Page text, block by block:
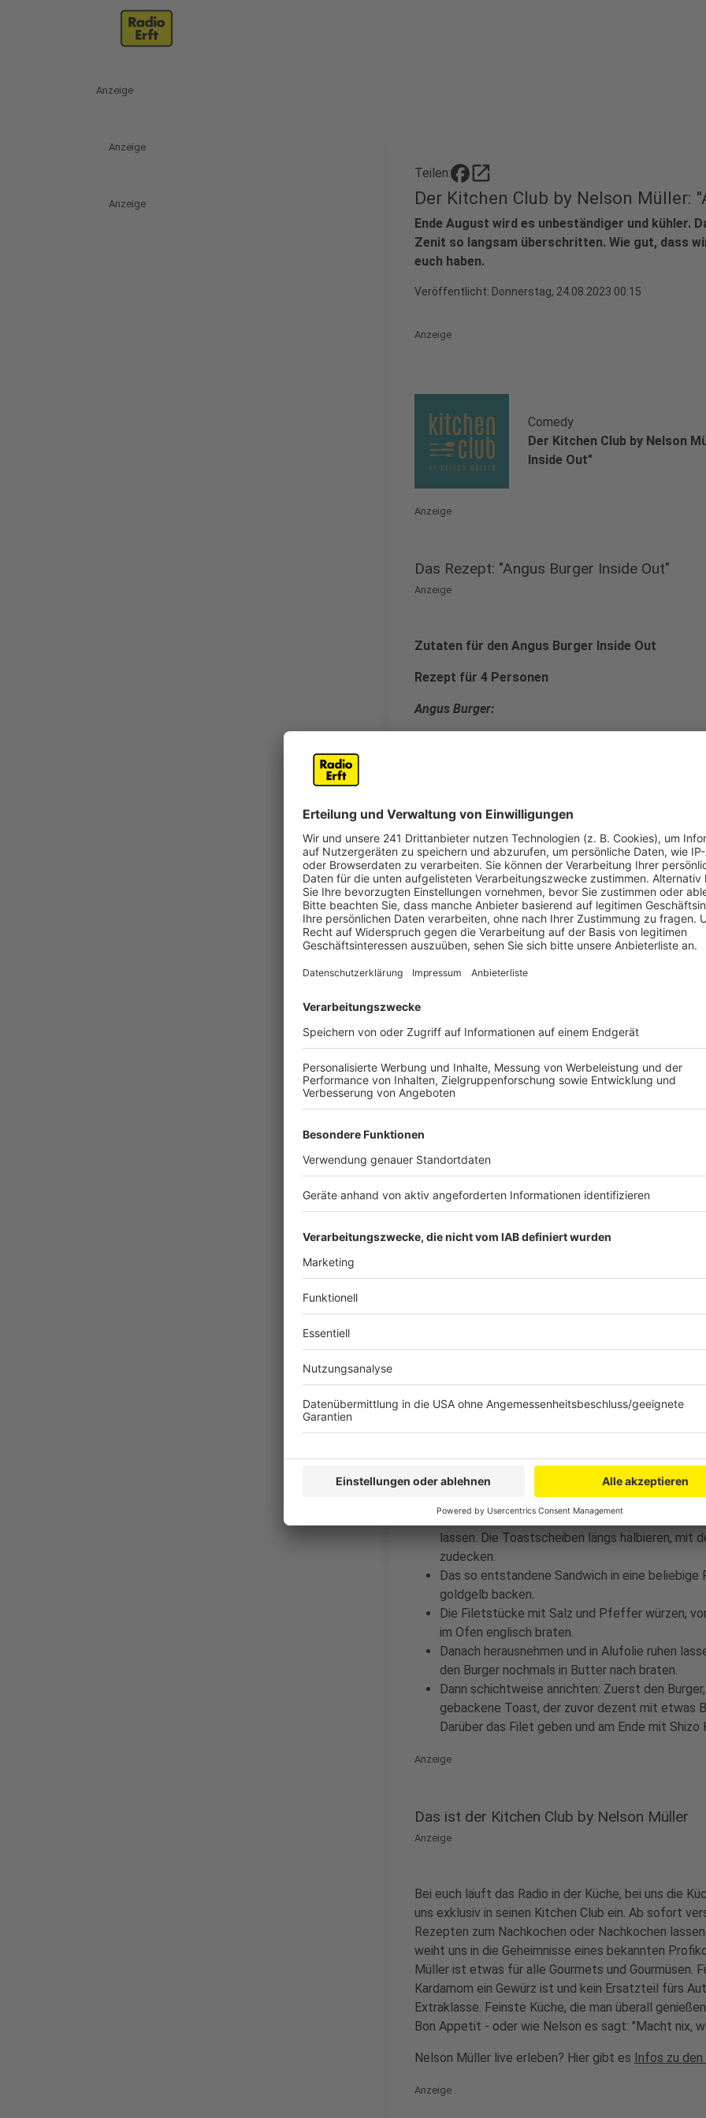
Anzeige
Anzeige
Anzeige
Teilen: open_in_new
Der Kitchen Club by Nelson Müller:
Ende August wird es unbeständiger und kühler.
Zenit so langsam überschritten. Wie gut, dass
euch haben.
Veröffentlicht: Donnerstag, 24.08.2023 00:15
Anzeige
Comedy
Der Kitchen Club by Nelson
Inside Out"
Anzeige
Das Rezept: "Angus Burger Inside Out"
Anzeige
Zutaten für den Angus Burger Inside Out
Rezept für 4 Personen
Angus Burger:
Halbe Tasse Semmelbrösel
1 Ei
2 Rinderfilets, á 200 g
6 Scheiben Toast
Erdnussbutter
Öl
Salz
Pfeffer
Butter
Für die Bonesuckingsauce:
0,5l Cola, reduziert
8 EL Tomatenketchup, wahlweise Tomatenmark
3 EL Senf Dijon
1 EL Apfelessig
2 EL Honig
Halbe Zitrone
Cayennepfeffer
Paprikapulver
Pfeffer
Anzeige
Und so bereitet ihr das Essen zu
Für den Burger Rindfleisch (gehackt), Zwiebeln,
miteinander vermengen und zu "Tarteletts"
Burger bei mittlerer Hitze in der Pfanne mit Öl
lassen. Die Toastscheiben längs halbieren, mit
zudecken.
Das so entstandene Sandwich in eine beliebige
goldgelb backen.
Die Filetstücke mit Salz und Pfeffer würzen,
im Ofen englisch braten.
Danach herausnehmen und in Alufolie ruhen
den Burger nochmals in Butter nach braten.
Dann schichtweise anrichten: Zuerst den
gebackene Toast, der zuvor dezent mit etwas
Darüber das Filet geben und am Ende mit Shizo
Anzeige
Das ist der Kitchen Club by Nelson Müller
Anzeige
Bei euch läuft das Radio in der Küche, bei uns die
uns exklusiv in seinen Kitchen Club ein. Ab sofort
Rezepten zum Nachkochen oder Nachkochen
weiht uns in die Geheimnisse eines bekannten
Müller ist etwas für alle Gourmets und Gourmüsen.
Kardamom ein Gewürz ist und kein Ersatzteil fürs
Extraklasse. Feinste Küche, die man überall
Bon Appetit - oder wie Nelson es sagt: "Macht nix,
Nelson Müller live erleben? Hier gibt es Infos zu den
Anzeige